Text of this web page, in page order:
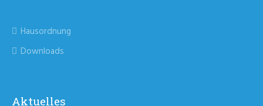
Hausordnung
Downloads
Aktuelles